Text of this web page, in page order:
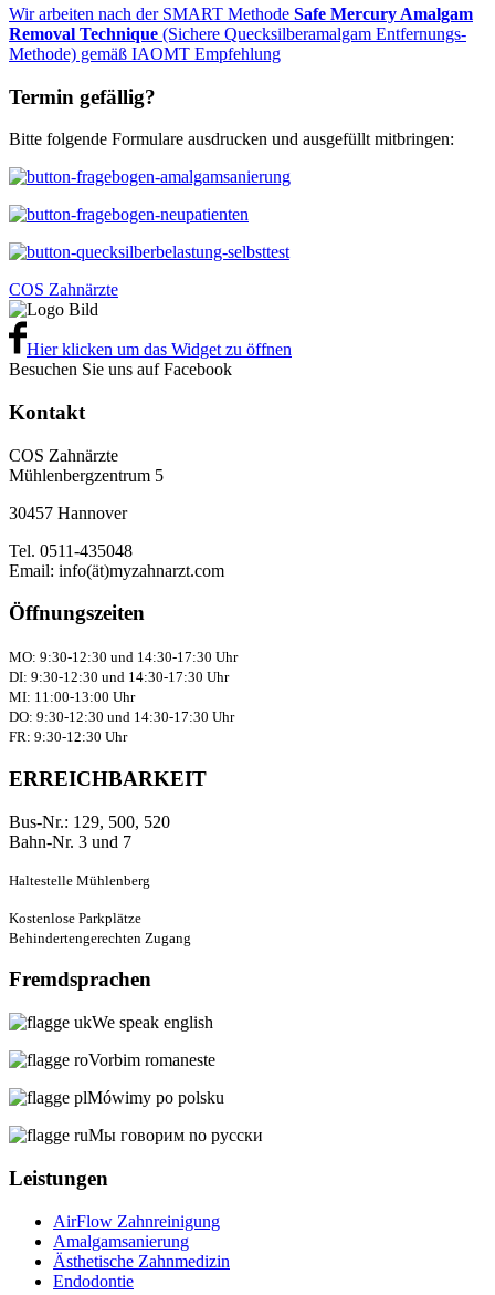
Wir arbeiten nach der SMART Methode Safe Mercury Amalgam
Removal Technique (Sichere Quecksilberamalgam Entfernungs-
Methode) gemäß IAOMT Empfehlung
Termin gefällig?
Bitte folgende Formulare ausdrucken und ausgefüllt mitbringen:
COS Zahnärzte
Hier klicken um das Widget zu öffnen
Besuchen Sie uns auf Facebook
Kontakt
COS Zahnärzte
Mühlenbergzentrum 5
30457 Hannover
Tel. 0511-435048
Email: info(ät)myzahnarzt.com
Öffnungszeiten
MO: 9:30-12:30 und 14:30-17:30 Uhr
DI: 9:30-12:30 und 14:30-17:30 Uhr
MI: 11:00-13:00 Uhr
DO: 9:30-12:30 und 14:30-17:30 Uhr
FR: 9:30-12:30 Uhr
ERREICHBARKEIT
Bus-Nr.: 129, 500, 520
Bahn-Nr. 3 und 7
Haltestelle Mühlenberg
Kostenlose Parkplätze
Behindertengerechten Zugang
Fremdsprachen
We speak english
Vorbim romaneste
Mówimy po polsku
Мы говорим no русски
Leistungen
AirFlow Zahnreinigung
Amalgamsanierung
Ästhetische Zahnmedizin
Endodontie